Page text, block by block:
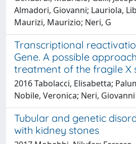
Almadori, Giovanni; Lauriola,
Maurizi, Maurizio; Neri, G
Transcriptional
Gene. A possible
treatment of the fragile X
2016 Tabolacci, Elisabetta;
Nobile, Veronica; Neri, Giovanni
Tubular and genetic
with kidney stones